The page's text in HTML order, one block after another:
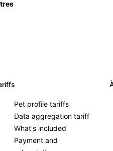
Pet profile tariffs
Data aggregation tariff
What's included
Payment and